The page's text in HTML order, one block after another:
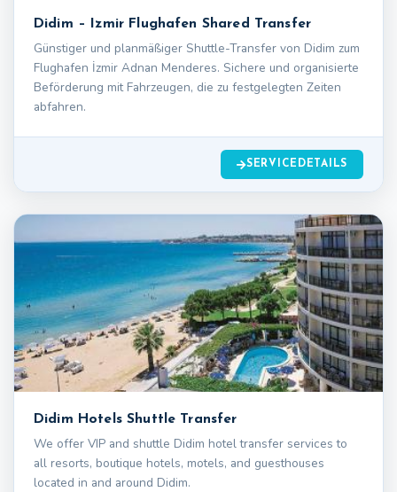
Didim – Izmir Flughafen Shared Transfer
Günstiger und planmäßiger Shuttle-Transfer von Didim zum
Flughafen İzmir Adnan Menderes. Sichere und organisierte
Beförderung mit Fahrzeugen, die zu festgelegten Zeiten
abfahren.
SERVICEDETAILS
Didim Hotels Shuttle Transfer
We offer VIP and shuttle Didim hotel transfer services to
all resorts, boutique hotels, motels, and guesthouses
located in and around Didim.